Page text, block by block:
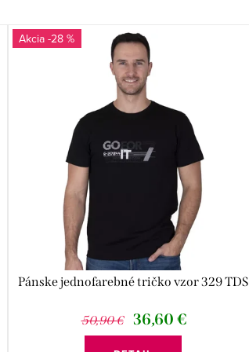
-28 %
Pánske jednofarebné tričko vzor 329 TDS
50,90 € 36,60 €